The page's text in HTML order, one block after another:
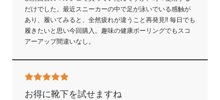
だけでした。最近スニーカーの中で足が泳いでいる感触が
あり、履いてみると、全然疲れが違うこと再発見‼️ 毎日でも
履きたいと思い今回購入。趣味の健康ボーリングでもスコ
アーアップ間違いなし。
お得に靴下を試せますね